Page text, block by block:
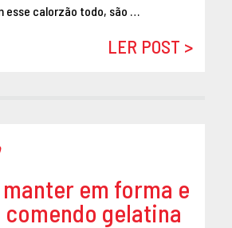
calorzão todo, são …
LER POST >
manter em forma e
comendo gelatina